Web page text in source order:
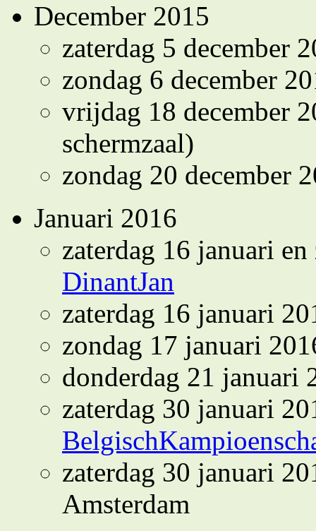
December 2015
zaterdag 5 december
zondag 6 december
vrijdag 18 december
schermzaal)
zondag 20 december
Januari 2016
zaterdag 16 januari
DinantJan
zaterdag 16 januari
zondag 17 januari
donderdag 21 januari
zaterdag 30 januari
zaterdag 30 januari
Amsterdam